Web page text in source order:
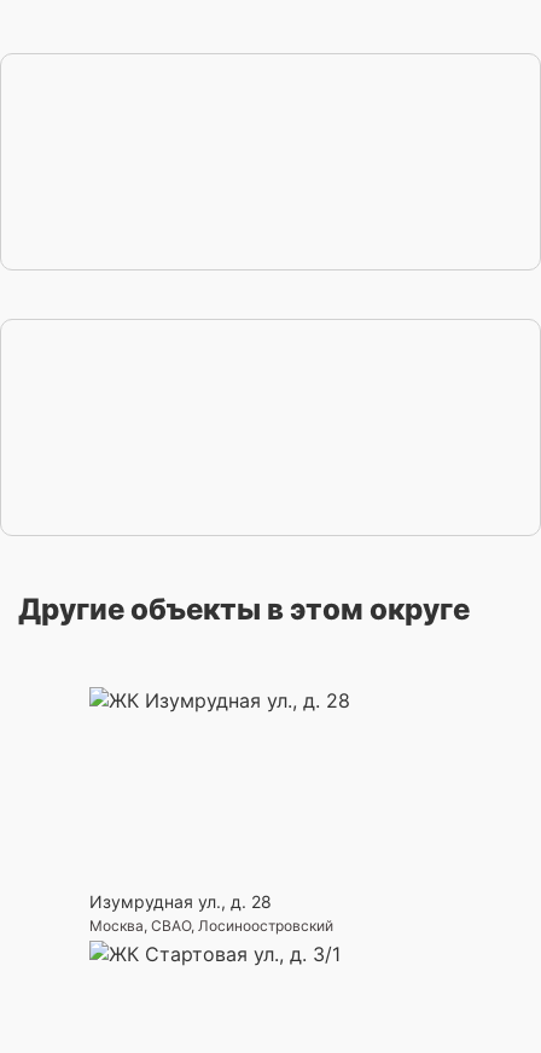
Другие объекты в этом округе
Изумрудная ул., д. 28
Москва, СВАО, Лосиноостровский